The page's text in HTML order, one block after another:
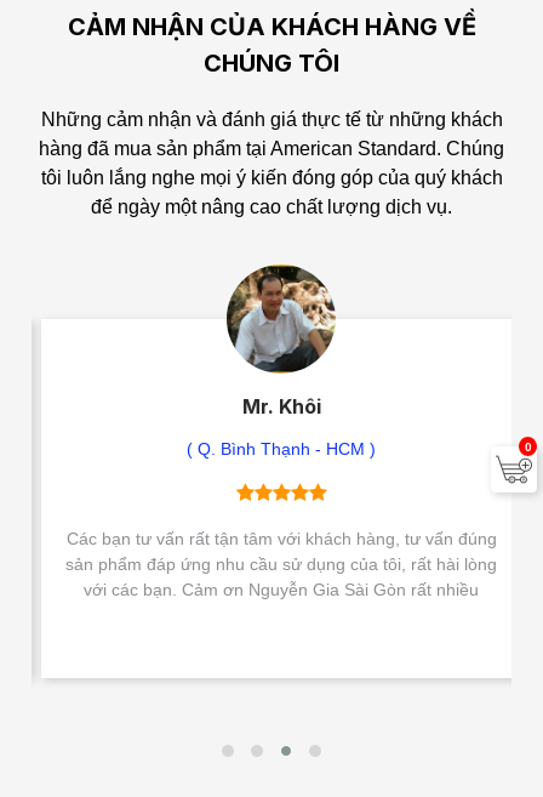
CẢM NHẬN CỦA KHÁCH HÀNG VỀ
CHÚNG TÔI
Những cảm nhận và đánh giá thực tế từ những khách
hàng đã mua sản phẩm tại American Standard. Chúng
tôi luôn lắng nghe mọi ý kiến đóng góp của quý khách
để ngày một nâng cao chất lượng dịch vụ.
Mr. Khôi
( Q. Bình Thạnh - HCM )
Các bạn tư vấn rất tận tâm với khách hàng, tư vấn đúng
sản phẩm đáp ứng nhu cầu sử dụng của tôi, rất hài lòng
với các bạn. Cảm ơn Nguyễn Gia Sài Gòn rất nhiều
0